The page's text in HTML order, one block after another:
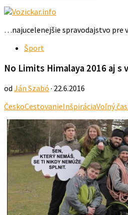
…najucelenejšie spravodajstvo pre
Šport
No Limits Himalaya 2016 aj s
od Ján Szabó · 22.6.2016
ČeskoCestovanieInšpiráciaVoľný čas